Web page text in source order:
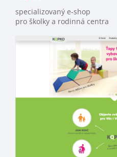
specializovaný e-shop
pro školky a rodinná centra